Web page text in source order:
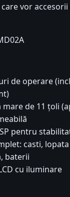
vor
de operare
mare de 11 țoli
pentru
casti,
baterii
cu iluminare